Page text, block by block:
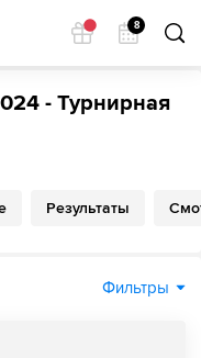
8
- Турнирная
Результаты
Фильтры